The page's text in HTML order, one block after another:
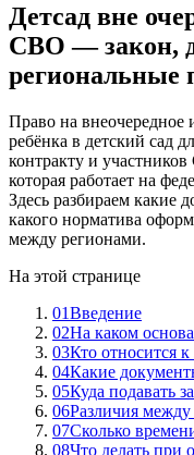
Детсад вне
СВО — закон,
региональные
Право на внеочередное
ребёнка в детский сад
контракту и
которая работает на
Здесь разбираем какие
какого норматива
между регионами.
На этой странице
01Введение
02На каком
03Кто относится
04Какие
05Куда подавать
06Различия
07Сколько
08Что делать при